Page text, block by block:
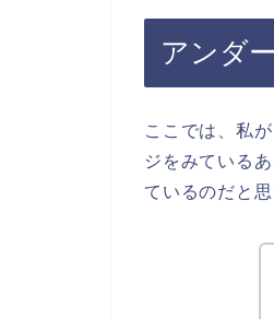
アンダ
ここでは、私
ジをみている
ているのだと思